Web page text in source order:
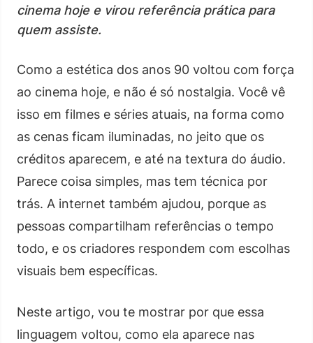
cinema hoje e virou referência prática para
quem assiste.
Como a estética dos anos 90 voltou com força
ao cinema hoje, e não é só nostalgia. Você vê
isso em filmes e séries atuais, na forma como
as cenas ficam iluminadas, no jeito que os
créditos aparecem, e até na textura do áudio.
Parece coisa simples, mas tem técnica por
trás. A internet também ajudou, porque as
pessoas compartilham referências o tempo
todo, e os criadores respondem com escolhas
visuais bem específicas.
Neste artigo, vou te mostrar por que essa
linguagem voltou, como ela aparece nas